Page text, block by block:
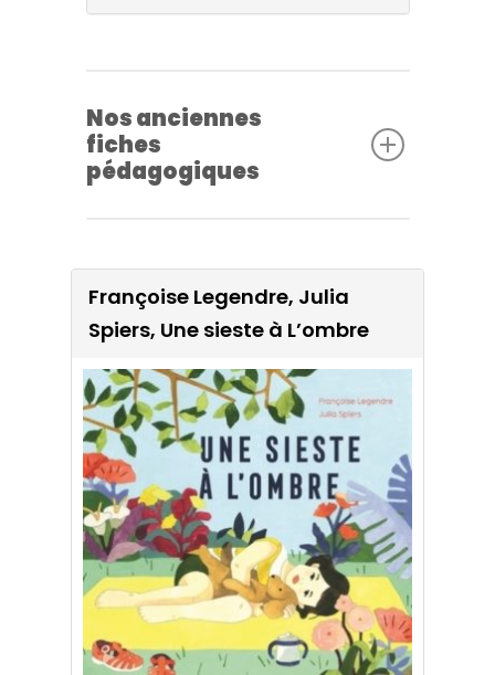
Nos anciennes
fiches
pédagogiques
Spiers, Une sieste à L’ombre
Françoise Legendre, Julia
Spiers, Une sieste à L’ombre